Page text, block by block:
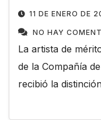
11 DE ENERO DE
NO HAY
La artista de
de la Compañía
recibió la